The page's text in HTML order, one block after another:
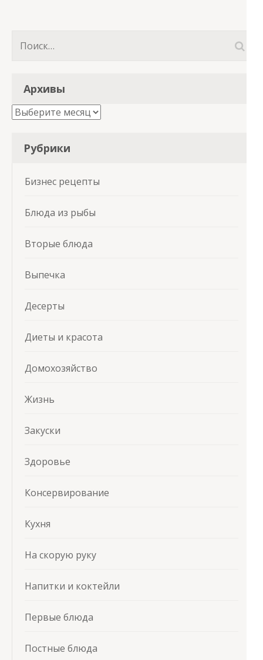
Найти:
Архивы
Архивы
Рубрики
Бизнес рецепты
Блюда из рыбы
Вторые блюда
Выпечка
Десерты
Диеты и красота
Домохозяйство
Жизнь
Закуски
Здоровье
Консервирование
Кухня
На скорую руку
Напитки и коктейли
Первые блюда
Постные блюда